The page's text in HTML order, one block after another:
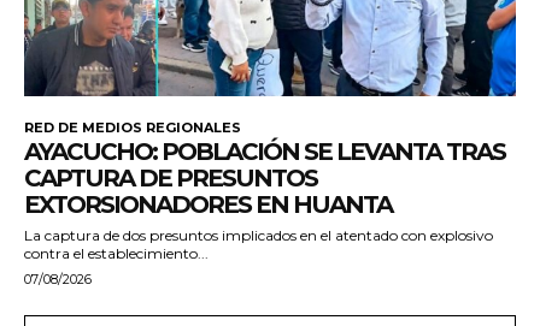
RED DE MEDIOS REGIONALES
AYACUCHO: POBLACIÓN SE LEVANTA TRAS
CAPTURA DE PRESUNTOS
EXTORSIONADORES EN HUANTA
La captura de dos presuntos implicados en el atentado con explosivo
contra el establecimiento...
07/08/2026